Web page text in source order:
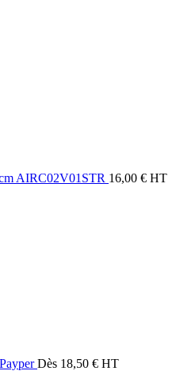
AIRC02V01STR 16,00 € HT
Dès 18,50 € HT